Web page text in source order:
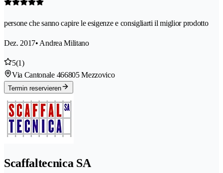
persone che sanno capire le esigenze e consigliarti il miglior prodotto
Dez. 2017• Andrea Militano
5(1)
Via Cantonale 466805 Mezzovico
Termin reservieren
Scaffaltecnica SA